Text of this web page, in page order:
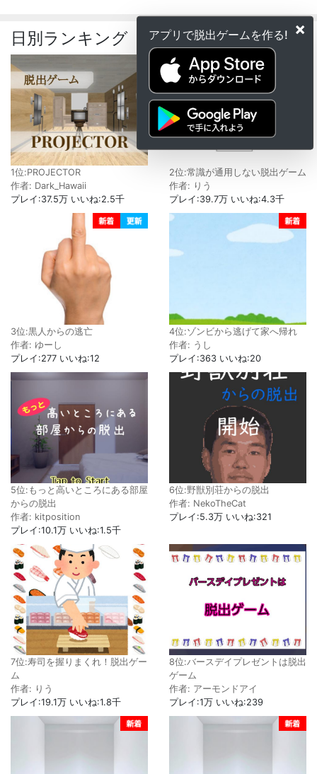
×
アプリで脱出ゲームを作る!
日別ランキング
1位:PROJECTOR
作者: Dark_Hawaii
プレイ:37.5万 いいね:2.5千
2位:常識が通用しない脱出ゲーム
作者: りう
プレイ:39.7万 いいね:4.3千
3位:黒人からの逃亡
作者: ゆーし
プレイ:277 いいね:12
4位:ゾンビから逃げて家へ帰れ
作者: うし
プレイ:363 いいね:20
5位:もっと高いところにある部屋
からの脱出
作者: kitposition
プレイ:10.1万 いいね:1.5千
6位:野獣別荘からの脱出
作者: NekoTheCat
プレイ:5.3万 いいね:321
7位:寿司を握りまくれ！脱出ゲー
ム
作者: りう
プレイ:19.1万 いいね:1.8千
8位:バースデイプレゼントは脱出
ゲーム
作者: アーモンドアイ
プレイ:1万 いいね:239